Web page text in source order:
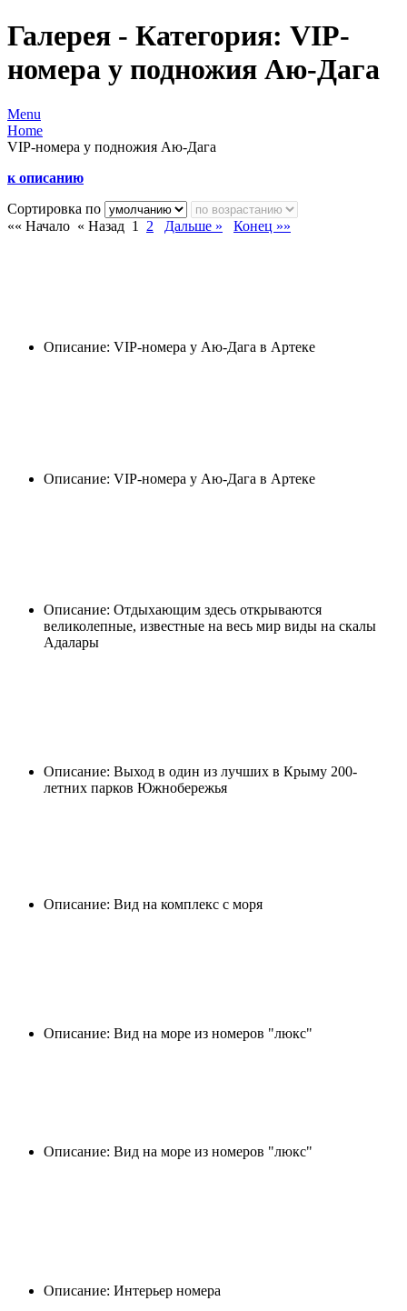
Галерея - Категория: VIP-
номера у подножия Аю-Дага
Menu
Home
VIP-номера у подножия Аю-Дага
к описанию
Сортировка по
«« Начало « Назад 1 2 Дальше » Конец »»
Описание: VIP-номера у Аю-Дага в Артеке
Описание: VIP-номера у Аю-Дага в Артеке
Описание: Отдыхающим здесь открываются
великолепные, известные на весь мир виды на скалы
Адалары
Описание: Выход в один из лучших в Крыму 200-
летних парков Южнобережья
Описание: Вид на комплекс с моря
Описание: Вид на море из номеров "люкс"
Описание: Вид на море из номеров "люкс"
Описание: Интерьер номера